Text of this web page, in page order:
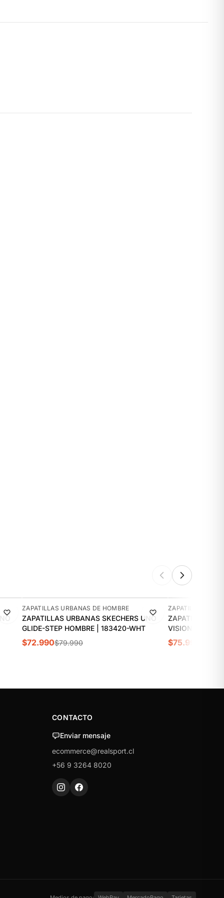
-9%
ZAPATILLAS URBANAS DE HOMBRE
ZAPATILLAS URBANAS SKECHERS UNO
GLIDE-STEP HOMBRE | 183420-WHT
$72.990$79.990
-16%
ZAPATILLAS
ZAPATILLAS
VISION LOW
$75.990
CONTACTO
Enviar mensaje
ecommerce@realsport.cl
+56 9 3264 8020